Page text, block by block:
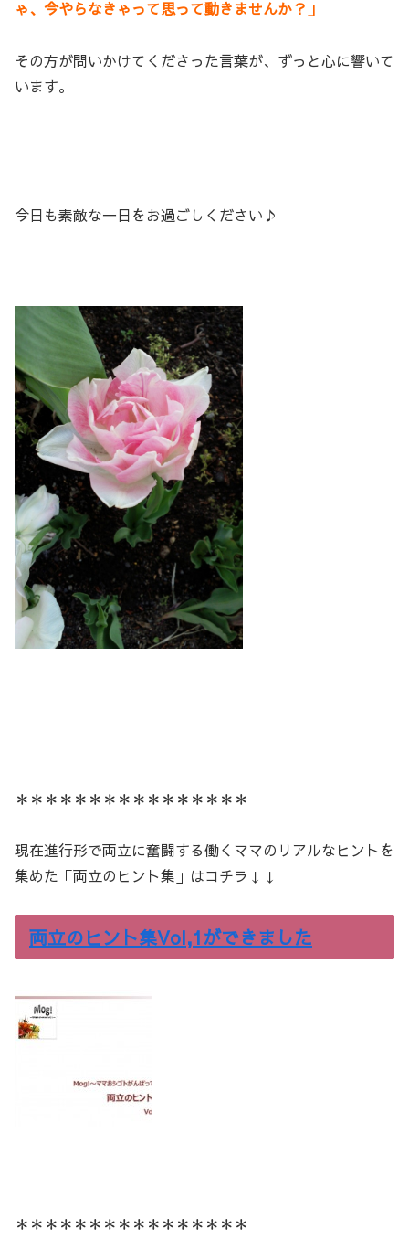
ゃ、今やらなきゃって思って動きませんか？」
その方が問いかけてくださった言葉が、ずっと心に響いて
います。
今日も素敵な一日をお過ごしください♪
＊＊＊＊＊＊＊＊＊＊＊＊＊＊＊＊
現在進行形で両立に奮闘する働くママのリアルなヒントを
集めた「両立のヒント集」はコチラ↓↓
両立のヒント集Vol,1ができました
＊＊＊＊＊＊＊＊＊＊＊＊＊＊＊＊